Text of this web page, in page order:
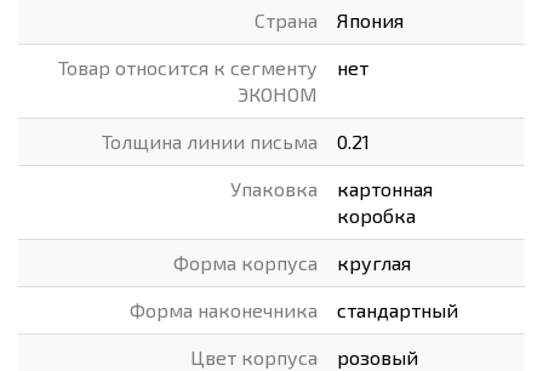
Страна Япония
Товар относится к сегменту
ЭКОНОМ
нет
Толщина линии письма 0.21
Упаковка
картонная
коробка
Форма корпуса круглая
Форма наконечника стандартный
Цвет корпуса розовый